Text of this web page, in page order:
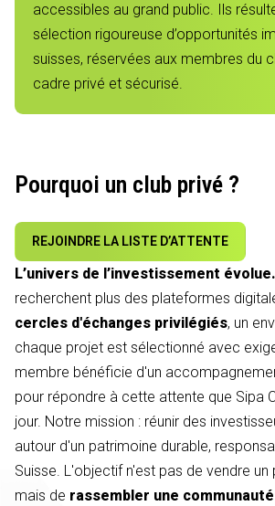
accessibles au grand public. Ils
sélection rigoureuse d’opportunités
suisses, réservées aux membres du
cadre privé et sécurisé.
Pourquoi un club privé ?
REJOINDRE LA LISTE D’ATTENTE
L’univers de l’investissement évolue.
recherchent plus des plateformes
cercles d'échanges privilégiés, un
chaque projet est sélectionné avec
membre bénéficie d'un
pour répondre à cette attente que Sipa
jour. Notre mission : réunir des
autour d'un patrimoine durable,
Suisse. L'objectif n'est pas de vendre un
mais de rassembler une communauté